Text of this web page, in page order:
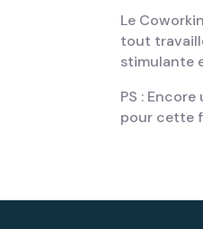
Le
tout
stimulante
PS :
pour cette